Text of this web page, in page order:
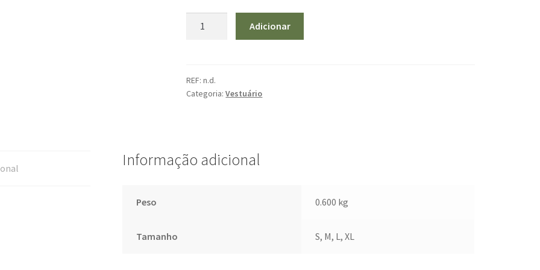
Adicionar
REF:n.d.
Categoria:Vestuário
Informação adicional
Peso 0.600 kg
Tamanho S, M, L, XL